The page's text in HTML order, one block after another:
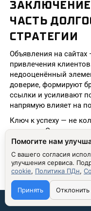
ЧАСТЬ
СТРАТЕГИИ
Объявления на сайтах
привлечения
недооценённый
доверие, формируют
ссылки и усиливают
напрямую влияет на
Ключ к успеху — не
качество. Одно
сайте может
спамных баннеров.
помогать.
реальные проблемы
последовательно и
Если вы начнёте
«рекламу», а как
Связаться со мной:
Помогите нам
С вашего согласия
улучшения сервиса.
cookie, Политика ПДн,
Принять Отклонить